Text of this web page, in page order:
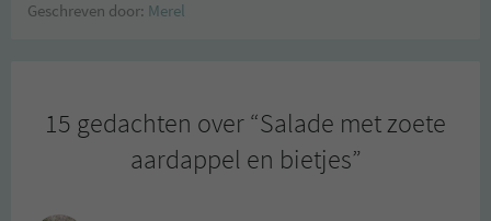
Geschreven door: Merel
15 gedachten over “Salade met zoete
aardappel en bietjes”